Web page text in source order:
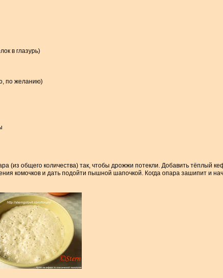
в глазурь)
по желанию)
(из общего количества) так, чтобы дрожжи потекли. Добавить тёплый
комочков и дать подойти пышной шапочкой. Когда опара зашипит и